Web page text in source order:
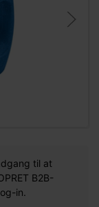
til at
B2B-
in.